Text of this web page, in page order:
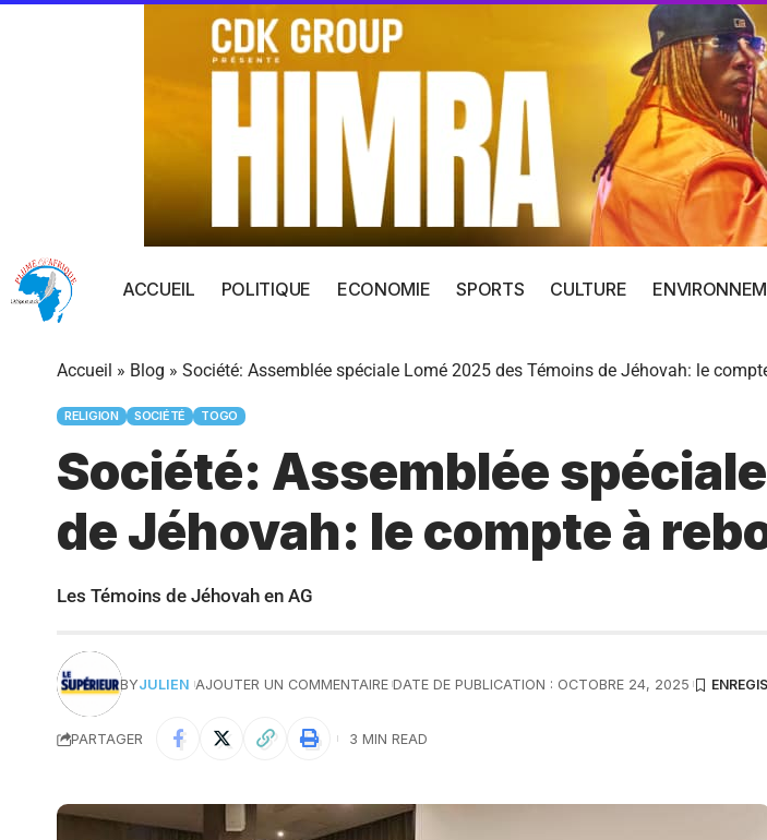
ACCUEIL POLITIQUE ECONOMIE SPORTS CULTURE
Accueil » Blog » Société: Assemblée spéciale Lomé 2025 des Témoins de Jéhovah: le
RELIGION SOCIÉTÉ TOGO
Société: Assemblée
de Jéhovah: le compte à
Les Témoins de Jéhovah en AG
BYJULIEN AJOUTER UN COMMENTAIRE DATE DE PUBLICATION : OCTOBRE 24, 2025
PARTAGER 3 MIN READ